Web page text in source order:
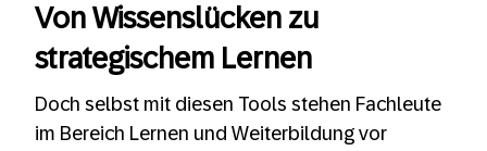
Von Wissenslücken zu
strategischem Lernen
Doch selbst mit diesen Tools stehen Fachleute
im Bereich Lernen und Weiterbildung vor